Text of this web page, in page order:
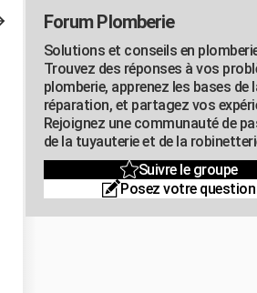
Forum Plomberie
Solutions et conseils en
Trouvez des réponses à vos
plomberie, apprenez les bases de
réparation, et partagez vos
Rejoignez une communauté de
de la tuyauterie et de la
Suivre le groupe
Posez votre question